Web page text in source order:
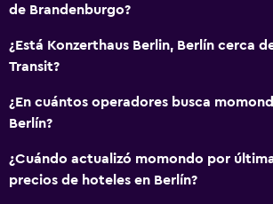
de Brandenburgo?
¿Está Konzerthaus Berlin, Berlín cerca
Transit?
¿En cuántos operadores busca
Berlín?
¿Cuándo actualizó momondo por
precios de hoteles en Berlín?